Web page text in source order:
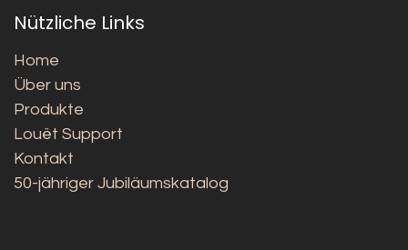
Nützliche Links
Home
Über uns
Produkte
Louët Support
Kontakt
50-jähriger Jubiläumskatalog